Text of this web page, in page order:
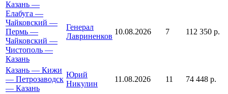
Казань —
Елабуга —
Чайковский —
Пермь —
Чайковский —
Чистополь —
Казань
Генерал
Лавриненков
10.08.2026 7 112 350 р.
Казань — Кижи
— Петрозаводск
— Казань
Юрий
Никулин
11.08.2026 11 74 448 р.